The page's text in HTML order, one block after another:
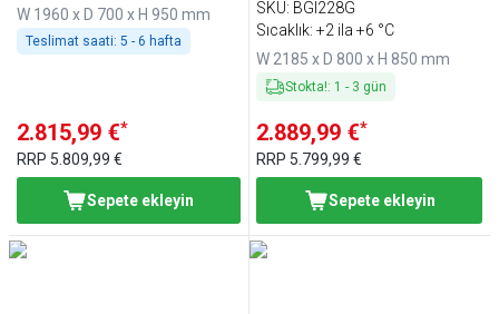
W 1960 x D 700 x H 950 mm
Teslimat saati: 5 - 6 hafta
2.815,99 €*
RRP 5.809,99 €
Sepete ekleyin
2185x800mm - 3 kapılı -
cam kapılı - statik
dijital termostat
SKU: BGI228G
Sıcaklık: +2 ila +6 °C
W 2185 x D 800 x H 850 mm
Stokta!: 1 - 3 gün
2.889,99 €*
RRP 5.799,99 €
Sepete ekleyin